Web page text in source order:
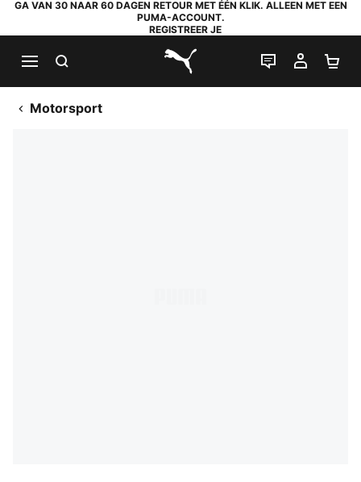
GA VAN 30 NAAR 60 DAGEN RETOUR MET ÉÉN KLIK. ALLEEN MET EEN
PUMA-ACCOUNT.
REGISTREER JE
PUMA.com
LIVE CHAT
MIJN
Motorsport